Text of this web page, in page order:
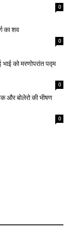
0
का शव
0
को मरणोपरांत पद्म
0
और बोलेरो की भीषण
0